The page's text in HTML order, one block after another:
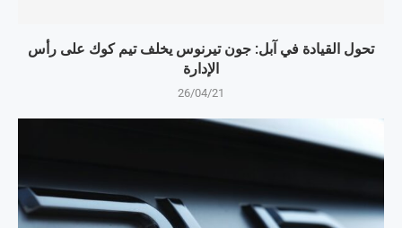
تحول القيادة في آبل: جون تيرنوس يخلف تيم كوك على رأس
الإدارة
26/04/21